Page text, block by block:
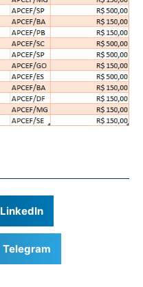
LinkedIn
Telegram